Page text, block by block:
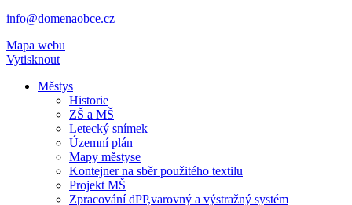
info@domenaobce.cz
Mapa webu
Vytisknout
Městys
Historie
ZŠ a MŠ
Letecký snímek
Územní plán
Mapy městyse
Kontejner na sběr použitého textilu
Projekt MŠ
Zpracování dPP,varovný a výstražný systém